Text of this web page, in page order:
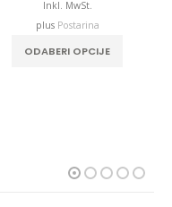
Inkl. MwSt.
plus Postarina
ODABERI OPCIJE